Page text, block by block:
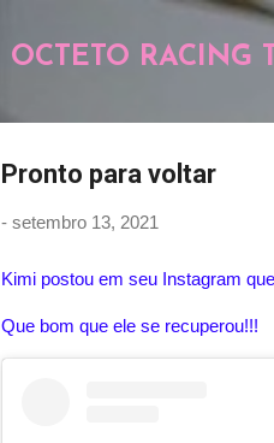
OCTETO RACING
Pronto para voltar
- setembro 13, 2021
Kimi postou em seu Instagram
Que bom que ele se recuperou!!!